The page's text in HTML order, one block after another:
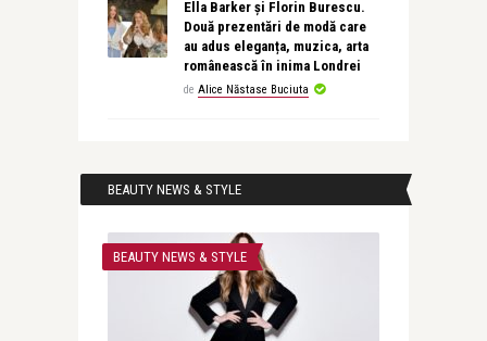
Ella Barker și Florin Burescu.
Două prezentări de modă care
au adus eleganța, muzica, arta
românească în inima Londrei
de Alice Năstase Buciuta
BEAUTY NEWS & STYLE
BEAUTY NEWS & STYLE